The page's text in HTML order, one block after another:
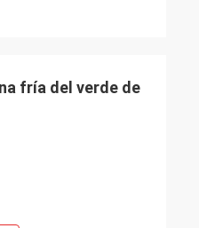
fría del verde de